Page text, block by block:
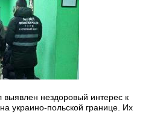
выявлен нездоровый интерес к
украино-польской границе. Их